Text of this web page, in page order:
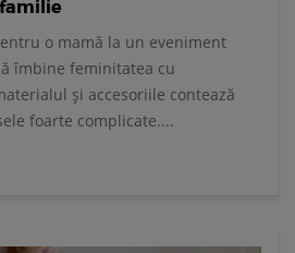
o mamă la un eveniment
îmbine feminitatea cu
și accesoriile contează
foarte complicate....